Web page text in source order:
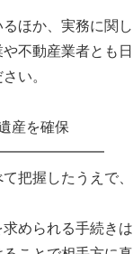
ほか、実務に関
不動産業者とも
い。
産を確保
把握したうえで
められる手続き